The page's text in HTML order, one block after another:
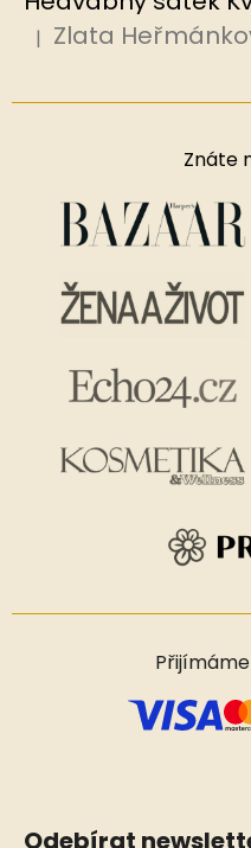
Hodnocení produktu je 5
| Zlata
Znáte
Odebírat